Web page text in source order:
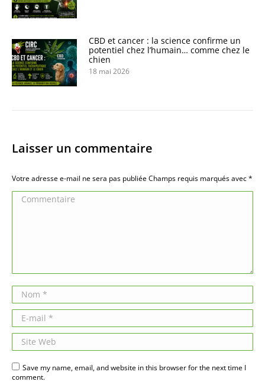
CBD et cancer : la science confirme un
potentiel chez l’humain… comme chez le
chien
18 mai 2026
Laisser un commentaire
Votre adresse e-mail ne sera pas publiée Champs requis marqués avec*
Commentaire
Nom *
E-mail *
Site Web
Save my name, email, and website in this browser for the next time I
comment.